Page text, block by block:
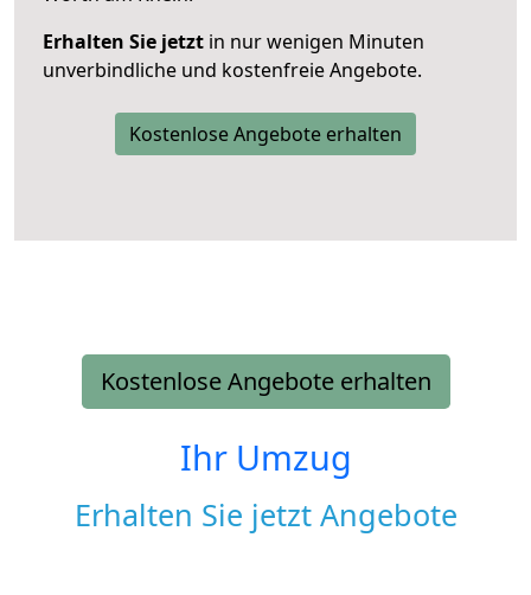
Erhalten Sie jetzt in nur wenigen Minuten
unverbindliche und kostenfreie Angebote.
Kostenlose Angebote erhalten
Kostenlose Angebote erhalten
Ihr Umzug
Erhalten Sie jetzt Angebote